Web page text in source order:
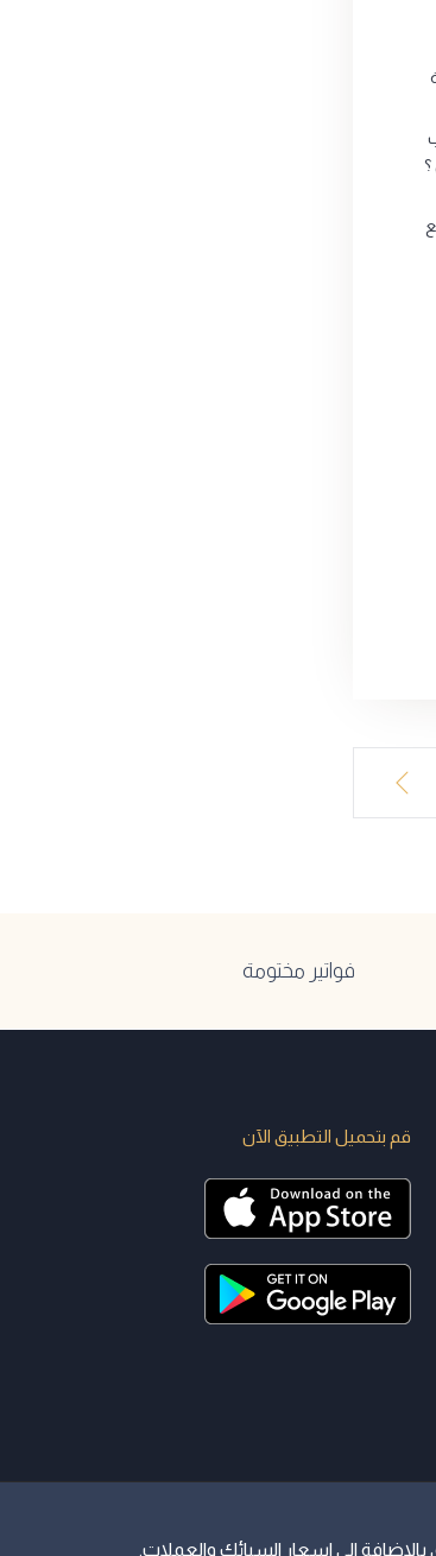
؟
فواتير مختومة
قم بتحميل التطبيق الآن
الي اسعار السبائك والعملات.